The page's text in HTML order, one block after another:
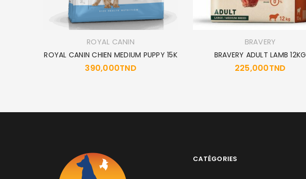
ROYAL CANIN
ROYAL CANIN CHIEN MEDIUM PUPPY 15K
390,000TND
BRAVERY
BRAVERY ADULT LAMB 12KG
225,000TND
CATÉGORIES